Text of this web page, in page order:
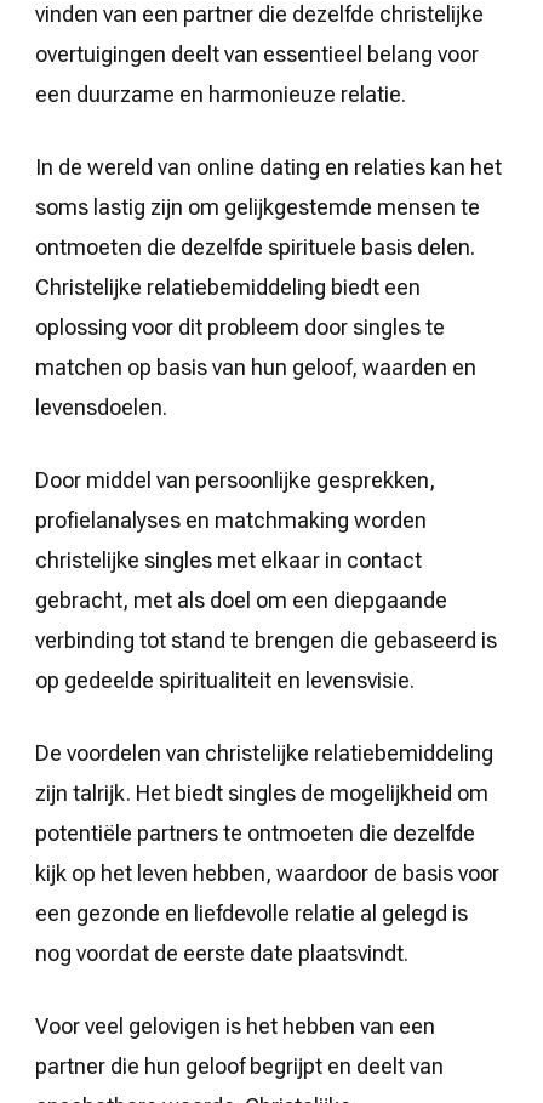
vinden van een partner die dezelfde christelijke
overtuigingen deelt van essentieel belang voor
een duurzame en harmonieuze relatie.
In de wereld van online dating en relaties kan het
soms lastig zijn om gelijkgestemde mensen te
ontmoeten die dezelfde spirituele basis delen.
Christelijke relatiebemiddeling biedt een
oplossing voor dit probleem door singles te
matchen op basis van hun geloof, waarden en
levensdoelen.
Door middel van persoonlijke gesprekken,
profielanalyses en matchmaking worden
christelijke singles met elkaar in contact
gebracht, met als doel om een diepgaande
verbinding tot stand te brengen die gebaseerd is
op gedeelde spiritualiteit en levensvisie.
De voordelen van christelijke relatiebemiddeling
zijn talrijk. Het biedt singles de mogelijkheid om
potentiële partners te ontmoeten die dezelfde
kijk op het leven hebben, waardoor de basis voor
een gezonde en liefdevolle relatie al gelegd is
nog voordat de eerste date plaatsvindt.
Voor veel gelovigen is het hebben van een
partner die hun geloof begrijpt en deelt van